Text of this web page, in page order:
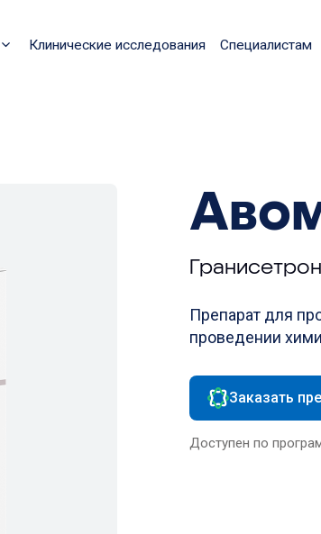
Клинические исследования Специалистам
Гранисетрон
Препарат для
проведении
Заказать
Доступен по